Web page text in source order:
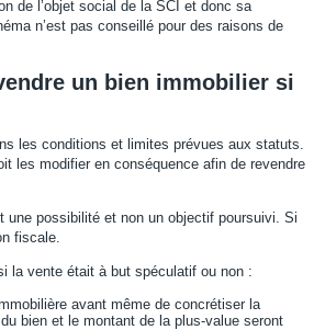
de l’objet social de la SCI et donc sa
n’est pas conseillé pour des raisons de
un bien immobilier si
les conditions et limites prévues aux statuts.
les modifier en conséquence afin de revendre
une possibilité et non un objectif poursuivi. Si
fiscale.
la vente était à but spéculatif ou non :
avant même de concrétiser la
bien et le montant de la plus-value seront